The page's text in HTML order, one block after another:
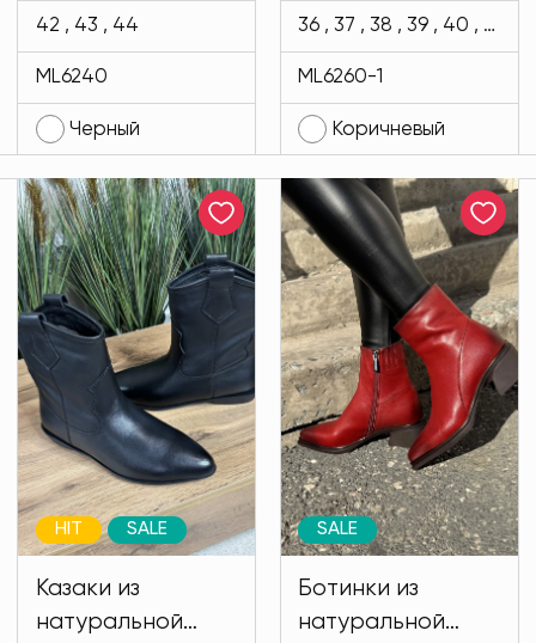
ML6240-13
42 , 43 , 44
ML6240
Черный
ML6260-1-36
36 , 37 , 38 , 39 , 40 , 41
ML6260-1
Коричневый
Казаки из
натуральной
HIT SALE
Ботинки из
натуральной
SALE